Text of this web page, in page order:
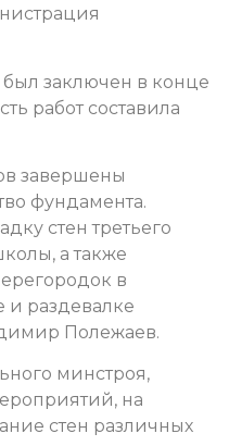
заключен в конце
работ составила
завершены
фундамента.
стен третьего
а также
в
и раздевалке
Полежаев.
минстроя,
на
стен различных